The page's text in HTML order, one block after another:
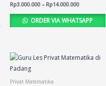
Rated
5.00
out of 5
Rp3.000.000 – Rp14.000.000
ORDER VIA WHATSAPP
Privat Matematika